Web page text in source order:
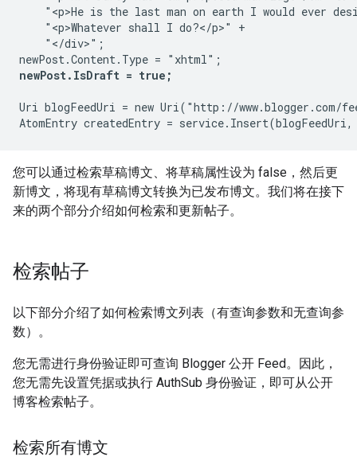
"<p>He is the last man on earth I would ever
    "<p>Whatever shall I do?</p>" +
    "</div>";
newPost.IsDraft = true;
Uri blogFeedUri = new Uri("http://
您可以通过检索草稿博文、将草稿属性设为 false，然后更
新博文，将现有草稿博文转换为已发布博文。我们将在接下
来的两个部分介绍如何检索和更新帖子。
检索帖子
以下部分介绍了如何检索博文列表（有查询参数和无查询参
数）。
您无需进行身份验证即可查询 Blogger 公开 Feed。因此，
您无需先设置凭据或执行 AuthSub 身份验证，即可从公开
博客检索帖子。
检索所有博文